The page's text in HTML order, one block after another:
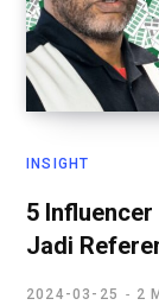
INSIGHT
5
Jadi
2024-03-25 2